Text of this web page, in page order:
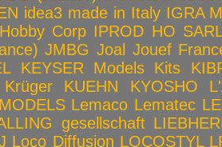
idea3 made in Italy IGRA
Corp IPROD HO
JMBG Joal Jouef
KEYSER Models Kits
Krüger KUEHN KYOSHO
Lemaco Lematec
gesellschaft
Loco Diffusion LOCOSTYL